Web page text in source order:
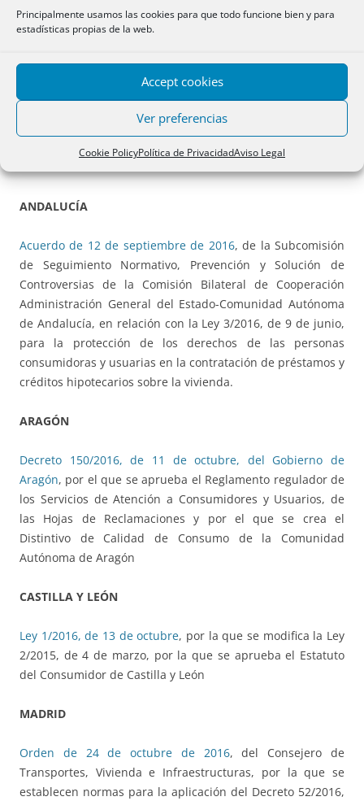
Principalmente usamos las cookies para que todo funcione bien y para
estadísticas propias de la web.
Accept cookies
Ver preferencias
Cookie PolicyPolítica de PrivacidadAviso Legal
Estado de Energía, por la que se aprueba el calendario y
las características, para la temporada eléctrica 2017, del
del servicio de gestión de la demanda de interrumpibilidad
regulado en la Orden IET/2013/2013, de 31 de octubre.
ANDALUCÍA
Acuerdo de 12 de septiembre de 2016, de la Subcomisión
de Seguimiento Normativo, Prevención y Solución de
Controversias de la Comisión Bilateral de Cooperación
Administración General del Estado-Comunidad Autónoma
de Andalucía, en relación con la Ley 3/2016, de 9 de junio,
para la protección de los derechos de las personas
consumidoras y usuarias en la contratación de préstamos y
créditos hipotecarios sobre la vivienda.
ARAGÓN
Decreto 150/2016, de 11 de octubre, del Gobierno de
Aragón, por el que se aprueba el Reglamento regulador de
los Servicios de Atención a Consumidores y Usuarios, de
las Hojas de Reclamaciones y por el que se crea el
Distintivo de Calidad de Consumo de la Comunidad
Autónoma de Aragón
CASTILLA Y LEÓN
Ley 1/2016, de 13 de octubre, por la que se modifica la Ley
2/2015, de 4 de marzo, por la que se aprueba el Estatuto
del Consumidor de Castilla y León
MADRID
Orden de 24 de octubre de 2016, del Consejero de
Transportes, Vivienda e Infraestructuras, por la que se
establecen normas para la aplicación del Decreto 52/2016,